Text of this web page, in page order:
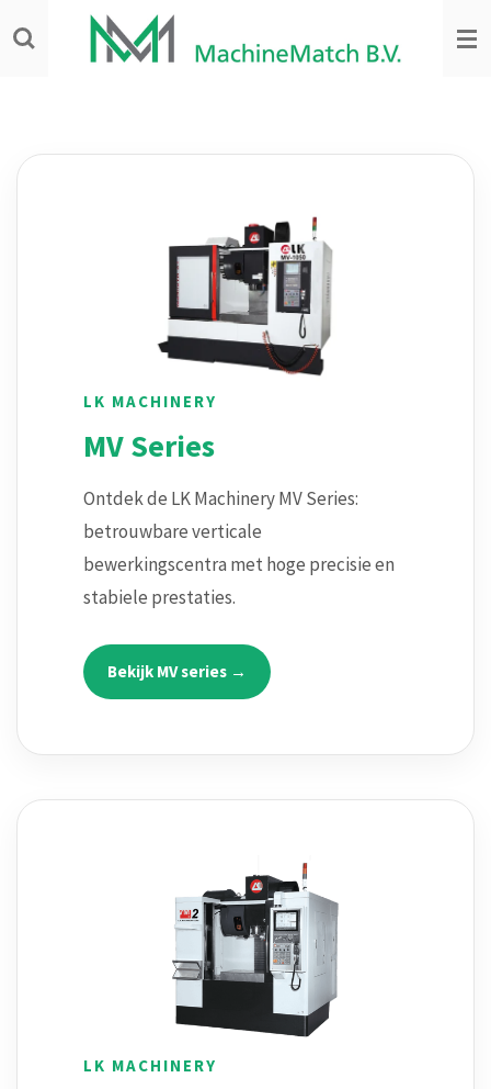
direct
LK MACHINERY
MV Series
Ontdek de LK Machinery MV Series:
betrouwbare verticale
bewerkingscentra met hoge precisie en
stabiele prestaties.
Bekijk MV series →
LK MACHINERY